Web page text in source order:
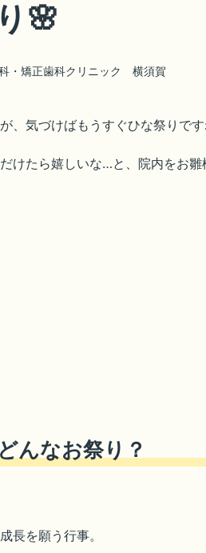
🌸
・矯正歯科クリニック 横須賀
、気づけばもうすぐひな祭りです
けたら嬉しいな…と、院内をお
んなお祭り？
長を願う行事。